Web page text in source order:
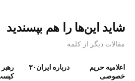
شاید این‌ها را هم بپسندید
مقالات دیگر از کلمه
اعلامیه حریم
خصوصی
درباره ایران۳۰